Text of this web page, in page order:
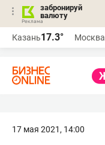
забронируй
валюту
Казань17.3° Москва
17 мая 2021, 14:00